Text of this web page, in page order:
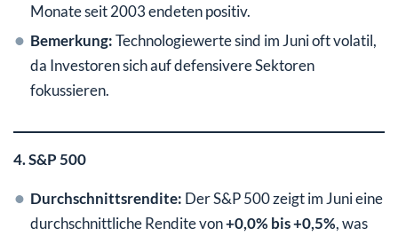
Monate seit 2003 endeten positiv.
Bemerkung:Technologiewerte sind im Juni oft volatil,
da Investoren sich auf defensivere Sektoren
fokussieren.
4. S&P 500
Durchschnittsrendite: Der S&P 500 zeigt im Juni eine
durchschnittliche Rendite von+0,0% bis +0,5%, was